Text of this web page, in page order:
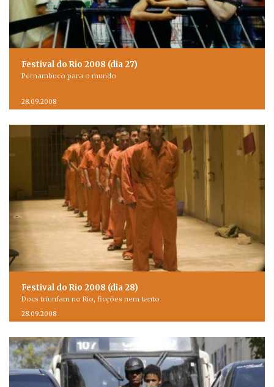
Festival do Rio 2008 (dia 27)
Pernambuco para o mundo
28.09.2008
Festival do Rio 2008 (dia 28)
Docs triunfam no Rio, ficções nem tanto
28.09.2008